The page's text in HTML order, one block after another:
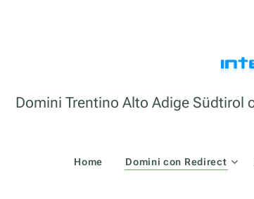
Domini Trentino Alto Adige Südtirol
Home Domini con Redirect